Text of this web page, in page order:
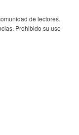
de lectores.
Prohibido su uso